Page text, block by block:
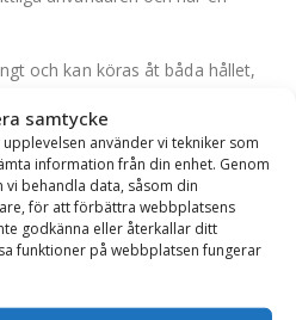
samtycke
använder vi tekniker som
information från din enhet. Genom
vi behandla data, såsom din
för att förbättra webbplatsens
godkänna eller återkallar ditt
funktioner på webbplatsen fungerar
och kan köras åt båda hållet,
för långt in.
av veden har redskapet en
tre svängbara lägen. Den
med 30 grader intervall,
gör att man kan fylla upp till tre